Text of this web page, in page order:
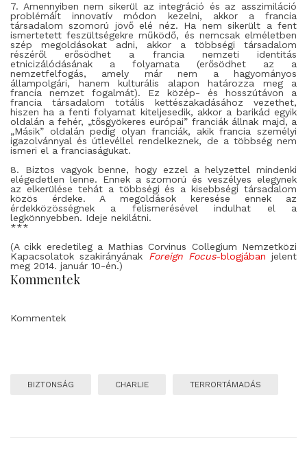
7. Amennyiben nem sikerül az integráció és az asszimiláció
problémáit innovatív módon kezelni, akkor a francia
társadalom szomorú jövő elé néz. Ha nem sikerült a fent
ismertetett feszültségekre működő, és nemcsak elméletben
szép megoldásokat adni, akkor a többségi társadalom
részéről erősödhet a francia nemzeti identitás
etnicizálódásának a folyamata (erősödhet az a
nemzetfelfogás, amely már nem a hagyományos
állampolgári, hanem kulturális alapon határozza meg a
francia nemzet fogalmát). Ez közép- és hosszútávon a
francia társadalom totális kettészakadásához vezethet,
hiszen ha a fenti folyamat kiteljesedik, akkor a barikád egyik
oldalán a fehér, „tősgyökeres európai” franciák állnak majd, a
„Másik” oldalán pedig olyan franciák, akik francia személyi
igazolvánnyal és útlevéllel rendelkeznek, de a többség nem
ismeri el a franciaságukat.
8. Biztos vagyok benne, hogy ezzel a helyzettel mindenki
elégedetlen lenne. Ennek a szomorú és veszélyes elegynek
az elkerülése tehát a többségi és a kisebbségi társadalom
közös érdeke. A megoldások keresése ennek az
érdekközösségnek a felismerésével indulhat el a
legkönnyebben. Ideje nekilátni.
***
(A cikk eredetileg a Mathias Corvinus Collegium Nemzetközi
Kapacsolatok szakirányának Foreign Focus-blogjában jelent
meg 2014. január 10-én.)
Kommentek
Kommentek
BIZTONSÁG CHARLIE TERRORTÁMADÁS